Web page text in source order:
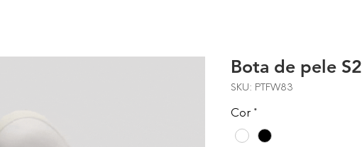
Bota de pele S2
SKU: PTFW83
Cor *